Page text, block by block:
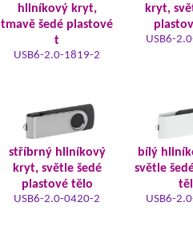
hliníkový kryt,
tmavě šedé plastové
t
USB6-2.0-1819-2
kryt,
USB6-
stříbrný hliníkový
kryt, světle šedé
plastové tělo
USB6-2.0-0420-2
bílý
světle
USB6-